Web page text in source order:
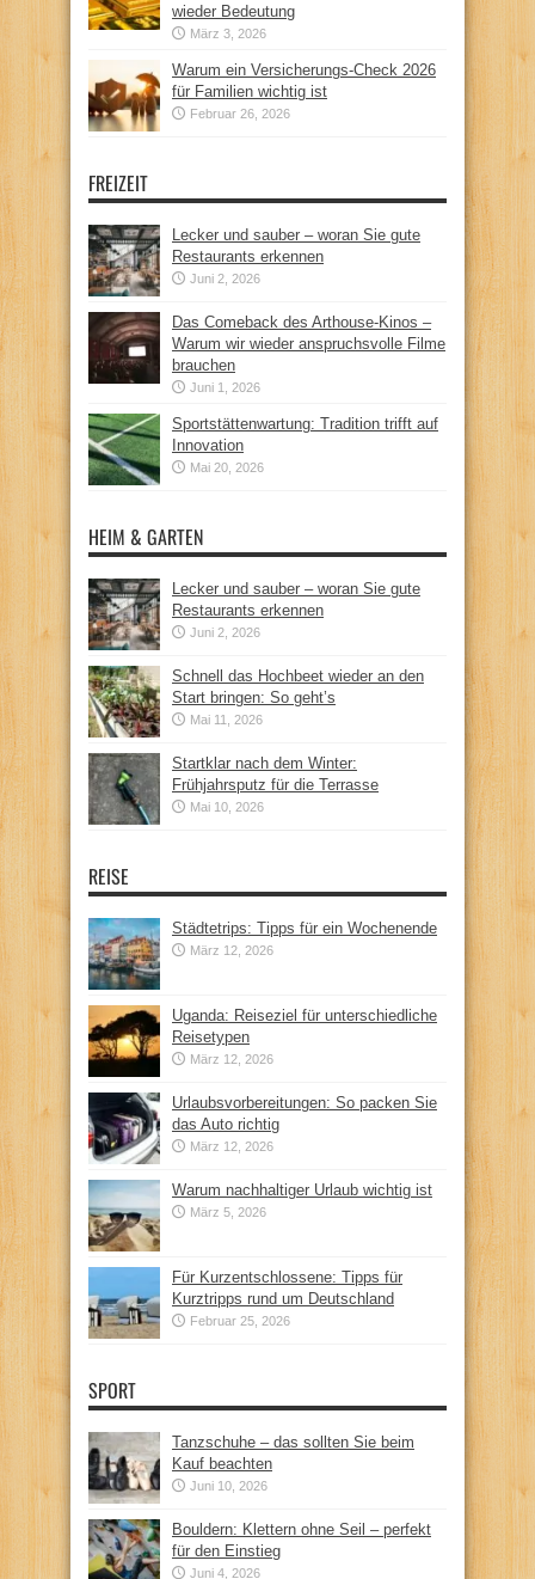
wieder Bedeutung
März 3, 2026
Warum ein Versicherungs-Check 2026
für Familien wichtig ist
Februar 26, 2026
FREIZEIT
Lecker und sauber – woran Sie gute
Restaurants erkennen
Juni 2, 2026
Das Comeback des Arthouse-Kinos –
Warum wir wieder anspruchsvolle Filme
brauchen
Juni 1, 2026
Sportstättenwartung: Tradition trifft auf
Innovation
Mai 20, 2026
HEIM & GARTEN
Lecker und sauber – woran Sie gute
Restaurants erkennen
Juni 2, 2026
Schnell das Hochbeet wieder an den
Start bringen: So geht’s
Mai 11, 2026
Startklar nach dem Winter:
Frühjahrsputz für die Terrasse
Mai 10, 2026
REISE
Städtetrips: Tipps für ein Wochenende
März 12, 2026
Uganda: Reiseziel für unterschiedliche
Reisetypen
März 12, 2026
Urlaubsvorbereitungen: So packen Sie
das Auto richtig
März 12, 2026
Warum nachhaltiger Urlaub wichtig ist
März 5, 2026
Für Kurzentschlossene: Tipps für
Kurztripps rund um Deutschland
Februar 25, 2026
SPORT
Tanzschuhe – das sollten Sie beim
Kauf beachten
Juni 10, 2026
Bouldern: Klettern ohne Seil – perfekt
für den Einstieg
Juni 4, 2026